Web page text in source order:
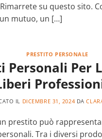
su questo sito.
mutuo, un […]
PRESTITO PERSONALE
Personali Per
IL DICEMBRE 31, 2024 DA
prestito può
Tra i diversi